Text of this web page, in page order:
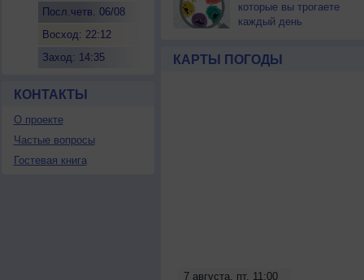
Посл.четв. 06/08
Восход: 22:12
Заход: 14:35
КОНТАКТЫ
О проекте
Частые вопросы
Гостевая книга
которые вы трогаете
каждый день
КАРТЫ ПОГОДЫ